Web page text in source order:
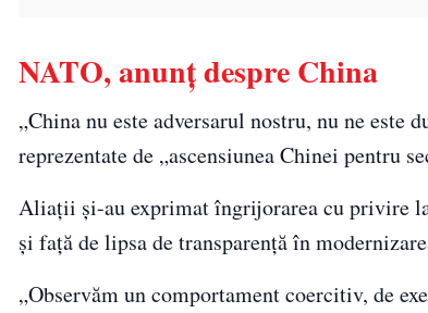
NATO, anunţ despre China
„China nu este adversarul nostru, nu ne este
reprezentate de „ascensiunea Chinei pentru
Aliații și-au exprimat îngrijorarea cu privire
și față de lipsa de transparență în
„Observăm un comportament coercitiv, de